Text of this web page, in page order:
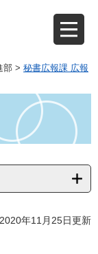
部 > 秘書広報課 広報
年11月25日更新